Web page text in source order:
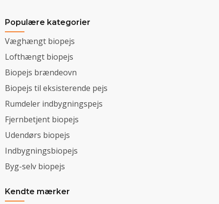
Populære kategorier
Væghængt biopejs
Lofthængt biopejs
Biopejs brændeovn
Biopejs til eksisterende pejs
Rumdeler indbygningspejs
Fjernbetjent biopejs
Udendørs biopejs
Indbygningsbiopejs
Byg-selv biopejs
Kendte mærker